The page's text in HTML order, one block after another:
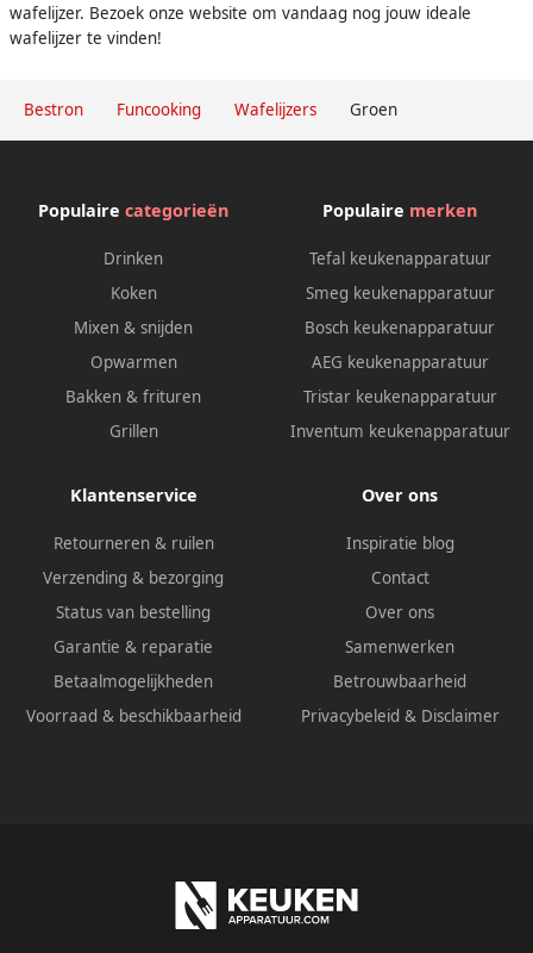
Bestron Funcooking Wafelijzers Groen
wafelijzer. Bezoek onze website om vandaag nog jouw ideale
wafelijzer te vinden!
Populaire categorieën
Drinken
Koken
Mixen & snijden
Opwarmen
Bakken & frituren
Grillen
Populaire merken
Tefal keukenapparatuur
Smeg keukenapparatuur
Bosch keukenapparatuur
AEG keukenapparatuur
Tristar keukenapparatuur
Inventum keukenapparatuur
Klantenservice
Retourneren & ruilen
Verzending & bezorging
Status van bestelling
Garantie & reparatie
Betaalmogelijkheden
Voorraad & beschikbaarheid
Over ons
Inspiratie blog
Contact
Over ons
Samenwerken
Betrouwbaarheid
Privacybeleid & Disclaimer